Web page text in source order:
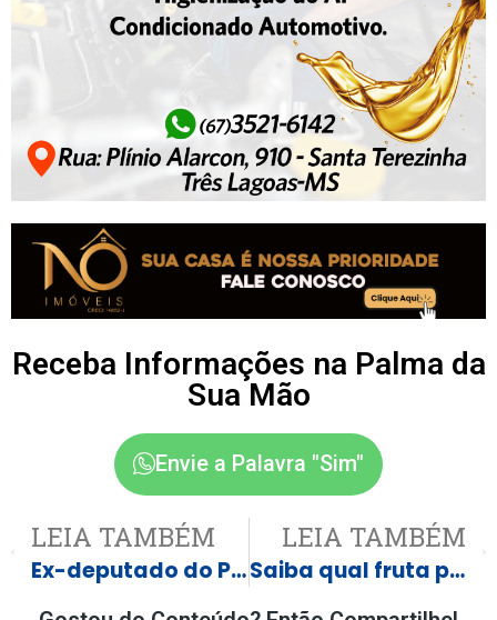
Receba Informações na Palma da
Sua Mão
Envie a Palavra "Sim"
LEIA TAMBÉM
Ex-deputado do Piauí publica ‘nude’ nas redes sociais e apaga em seguida
LEIA TAMBÉM
Saiba qual fruta popular pode ajudar a combater a gordura no fígado